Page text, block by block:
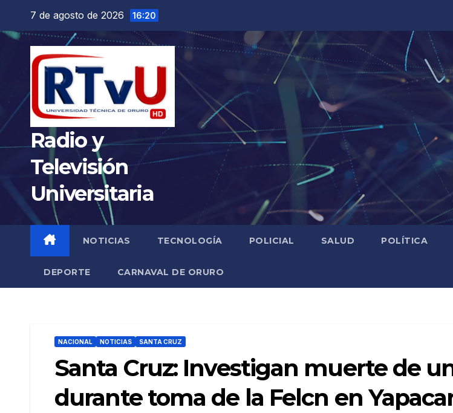
contenido
7 de agosto de 2026 16:20
Radio y
Televisión
Universitaria
NOTICIAS TECNOLOGÍA POLICIAL SALUD POLÍTICA
DEPORTE CARNAVAL DE ORURO
NACIONAL NOTICIAS SANTA CRUZ
Santa Cruz: Investigan muerte de
durante toma de la Felcn en